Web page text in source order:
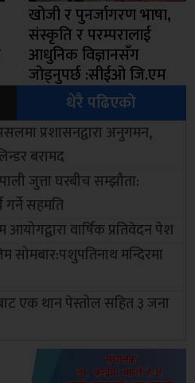
खोजी र पुनर्जागरण भाषा,
संस्कृति र परम्परालाई
आधुनिक विज्ञानसँग
जोड्नुपर्छ :सीईओ जि.एम
धेरै पढिएको
प्रशासनद्वारा अनुगमन,
बरामद
जुत्ता घरबीच सम्झौता:
गर्ने सहमति
आयोगद्वारा वार्षिक प्रतिवेदन पेश
सोमबार:पशुपतिनाथ मन्दिरमा
एक थान पेस्तोल सहित ३ जना